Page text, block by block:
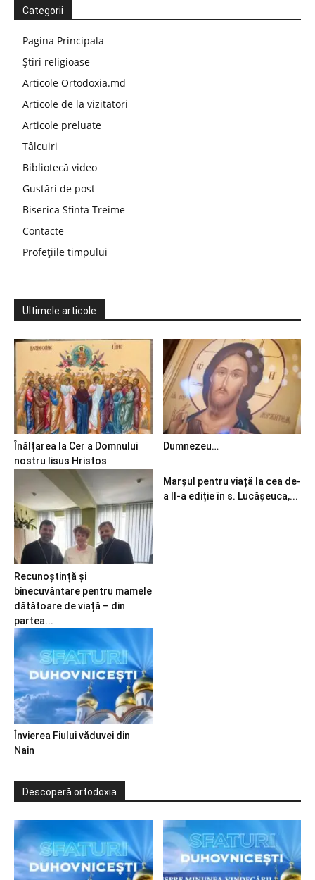
Categorii
Pagina Principala
Știri religioase
Articole Ortodoxia.md
Articole de la vizitatori
Articole preluate
Tâlcuiri
Bibliotecă video
Gustări de post
Biserica Sfinta Treime
Contacte
Profețiile timpului
Ultimele articole
Înălțarea la Cer a Domnului
nostru Iisus Hristos
Dumnezeu…
Recunoștință și
binecuvântare pentru mamele
dătătoare de viață – din
partea...
Marșul pentru viață la cea de-
a II-a ediție în s. Lucășeuca,...
Învierea Fiului văduvei din
Nain
Descoperă ortodoxia